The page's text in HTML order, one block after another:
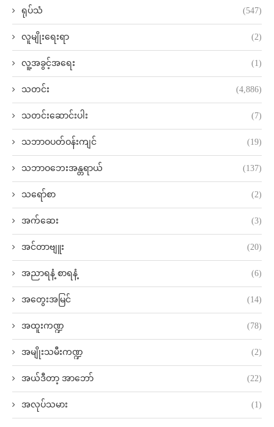
ရုပ်သံ (547)
လူမျိုးရေးရာ (2)
လူ့အခွင့်အရေး (1)
သတင်း (4,886)
သတင်းဆောင်းပါး (7)
သဘာဝပတ်ဝန်းကျင် (19)
သဘာဝဘေးအန္တရာယ် (137)
သရော်စာ (2)
အက်ဆေး (3)
အင်တာဗျူး (20)
အညာရနံ့ စာရနံ့ (6)
အတွေးအမြင် (14)
အထူးကဏ္ဍ (78)
အမျိုးသမီးကဏ္ဍ (2)
အယ်ဒီတာ့ အာဘော် (22)
အလုပ်သမား (1)